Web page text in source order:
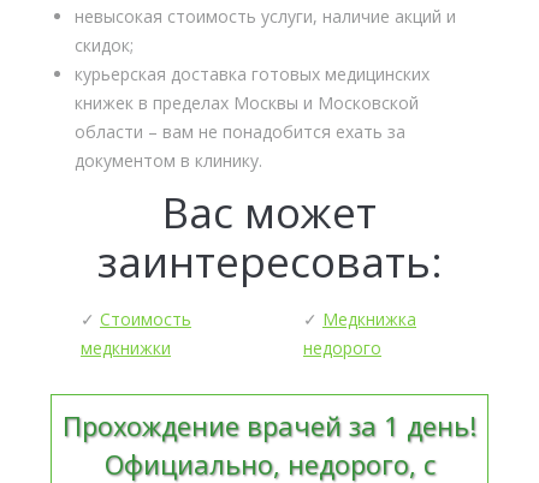
невысокая стоимость услуги, наличие акций и
скидок;
курьерская доставка готовых медицинских
книжек в пределах Москвы и Московской
области – вам не понадобится ехать за
документом в клинику.
Вас может
заинтересовать:
✓ Стоимость
медкнижки
✓ Медкнижка
недорого
Прохождение врачей за 1 день!
Официально, недорого, с